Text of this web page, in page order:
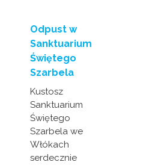
Odpust w
Sanktuarium
Świętego
Szarbela
Kustosz
Sanktuarium
Świętego
Szarbela we
Włókach
serdecznie